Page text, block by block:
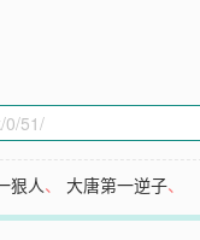
狠人、大唐第一逆子、